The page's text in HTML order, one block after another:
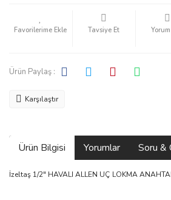
Tavsiye Et
Ürün Paylaş :
Karşılaştır
Ürün Bilgisi Yorumlar Soru &
İzeltaş 1/2" HAVALI ALLEN UÇ LOKMA